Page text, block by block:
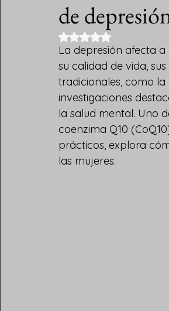
de
Obtuvo NaN de 5
La depresión afecta
su calidad de vida,
tradicionales, como
investigaciones
la salud mental. Uno
coenzima Q10
prácticos, explora
las mujeres.